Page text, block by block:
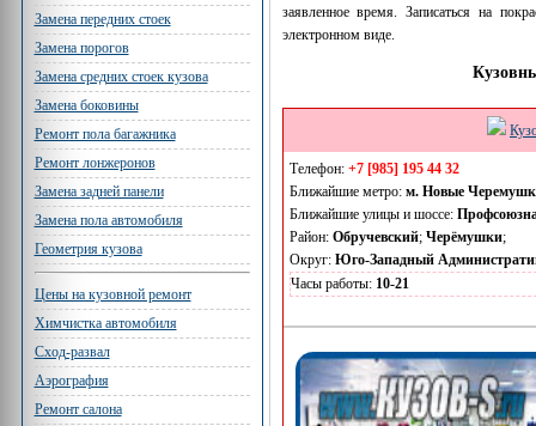
Замена передних стоек
Замена порогов
Замена средних стоек кузова
Замена боковины
Ремонт пола багажника
Ремонт лонжеронов
Замена задней панели
Замена пола автомобиля
Геометрия кузова
Цены на кузовной ремонт
Химчистка автомобиля
Сход-развал
Аэрография
Ремонт салона
заявленное время. Записаться на
электронном виде.
Телефон: +7 [985] 195 44 32
Ближайшие метро: м. Новые
Ближайшие улицы и шоссе:
Район: Обручевский; Черёмушки;
Округ: Юго-Западный
Часы работы: 10-21